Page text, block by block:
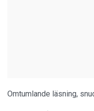
Omtumlande läsning,